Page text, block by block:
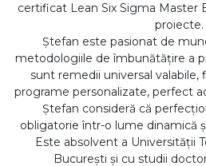
certificat Lean Six Sigma Master
proiecte.
Ştefan este pasionat de
metodologiile de îmbunătățire a
sunt remedii universal
programe personalizate, perfect
Ştefan consideră că
obligatorie într-o lume dinamică
Este absolvent a Universității
București și cu studii